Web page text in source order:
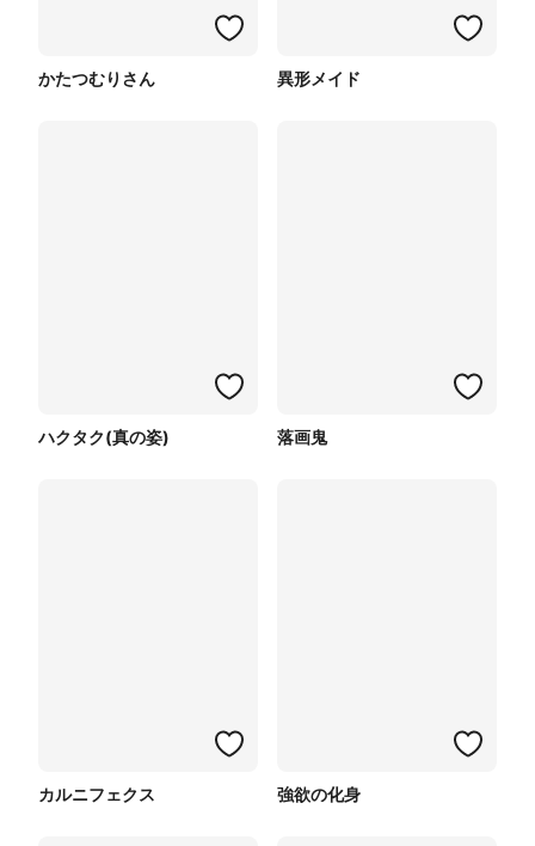
かたつむりさん 異形メイド
ハクタク(真の姿) 落画鬼
カルニフェクス 強欲の化身